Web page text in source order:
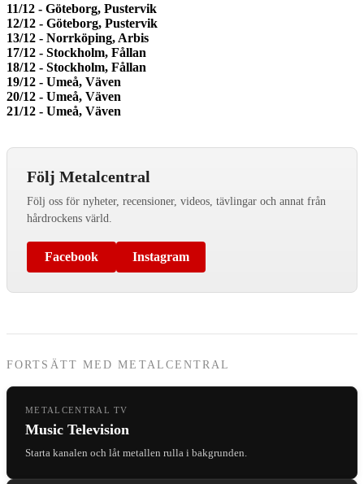
11/12 - Göteborg, Pustervik
12/12 - Göteborg, Pustervik
13/12 - Norrköping, Arbis
17/12 - Stockholm, Fållan
18/12 - Stockholm, Fållan
19/12 - Umeå, Väven
20/12 - Umeå, Väven
21/12 - Umeå, Väven
Följ Metalcentral
Följ oss för nyheter, recensioner, videos, tävlingar och annat från
hårdrockens värld.
Facebook Instagram
FORTSÄTT MED METALCENTRAL
METALCENTRAL TV
Music Television
Starta kanalen och låt metallen rulla i bakgrunden.